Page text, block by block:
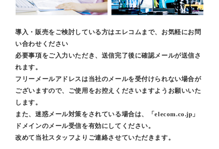
導入・販売をご検討している方はエレコムまで、お気軽にお問
い合わせください
必要事項をご入力いただき、送信完了後に確認メールが送信さ
れます。
フリーメールアドレスは当社のメールを受付けられない場合が
ございますので、ご使用をお控えくださいますようお願いいた
します。
また、迷惑メール対策をされている場合は、「elecom.co.jp」
ドメインのメール受信を有効にしてください。
改めて当社スタッフよりご連絡させていただきます。